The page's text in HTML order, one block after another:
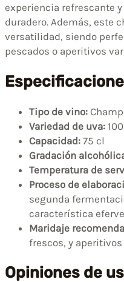
experiencia refrescante
duradero. Además, este
versatilidad, siendo
pescados o aperitivos
Tipo de vino:
Variedad de uva:
Capacidad: 75 cl
Gradación
Temperatura de
Proceso de
segunda
característica
Maridaje
frescos, y aperitivos
Opiniones de